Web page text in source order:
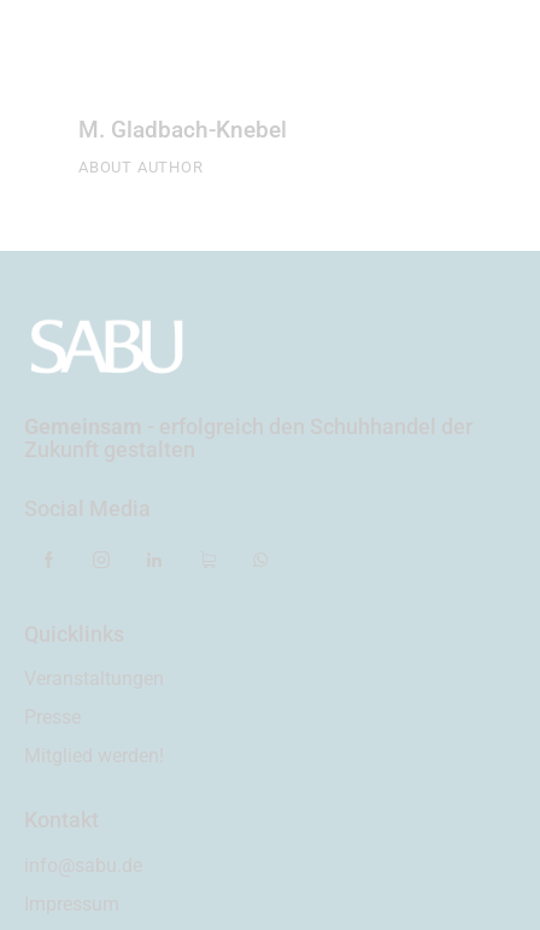
M. Gladbach-Knebel
ABOUT AUTHOR